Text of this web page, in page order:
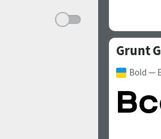
Grunt
Bold —